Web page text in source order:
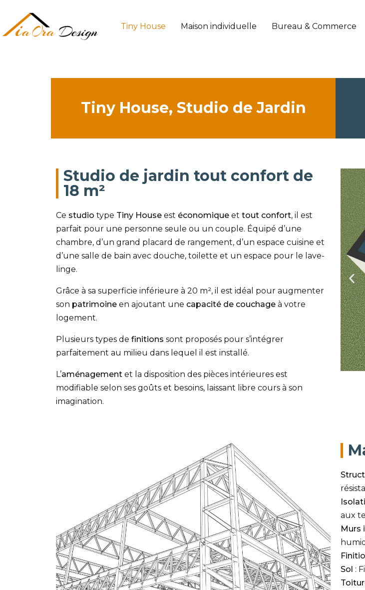
Tiny House Maison individuelle Bureau & Commerce
Tiny House, Studio de Jardin
Studio de jardin tout confort de
18 m²
Ce studio type Tiny House est économique et tout confort, il est
parfait pour une personne seule ou un couple. Équipé d’une
chambre, d’un grand placard de rangement, d’un espace cuisine et
d’une salle de bain avec douche, toilette et un espace pour le lave-
linge.
Grâce à sa superficie inférieure à 20 m², il est idéal pour augmenter
son patrimoine en ajoutant une capacité de couchage à votre
logement.
Plusieurs types de finitions sont proposés pour s’intégrer
parfaitement au milieu dans lequel il est installé.
L’aménagement et la disposition des pièces intérieures est
modifiable selon ses goûts et besoins, laissant libre cours à son
imagination.
aux
Murs
Sol :